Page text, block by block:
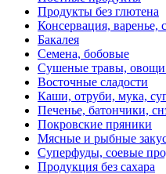
Продукты без глютена
Консервация, варенье,
Бакалея
Семена, бобовые
Сушеные травы,
Восточные сладости
Каши, отруби, мука,
Печенье, батончики,
Покровские пряники
Мясные и рыбные
Суперфуды, соевые
Продукция без сахара